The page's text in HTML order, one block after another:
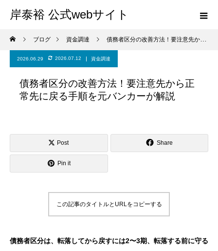
岸泰裕 公式webサイト
ブログ 資金調達 債務者区分の改善方法！要注意先から正常先に戻る手順を元バンカーが解説
2026.06.29 2026.07.12 資金調達
債務者区分の改善方法！要注意先から正
常先に戻る手順を元バンカーが解説
Post Share
Pin it
この記事のタイトルとURLをコピーする
債務者区分は、転落してから戻すには2〜3期、転落する前に守る